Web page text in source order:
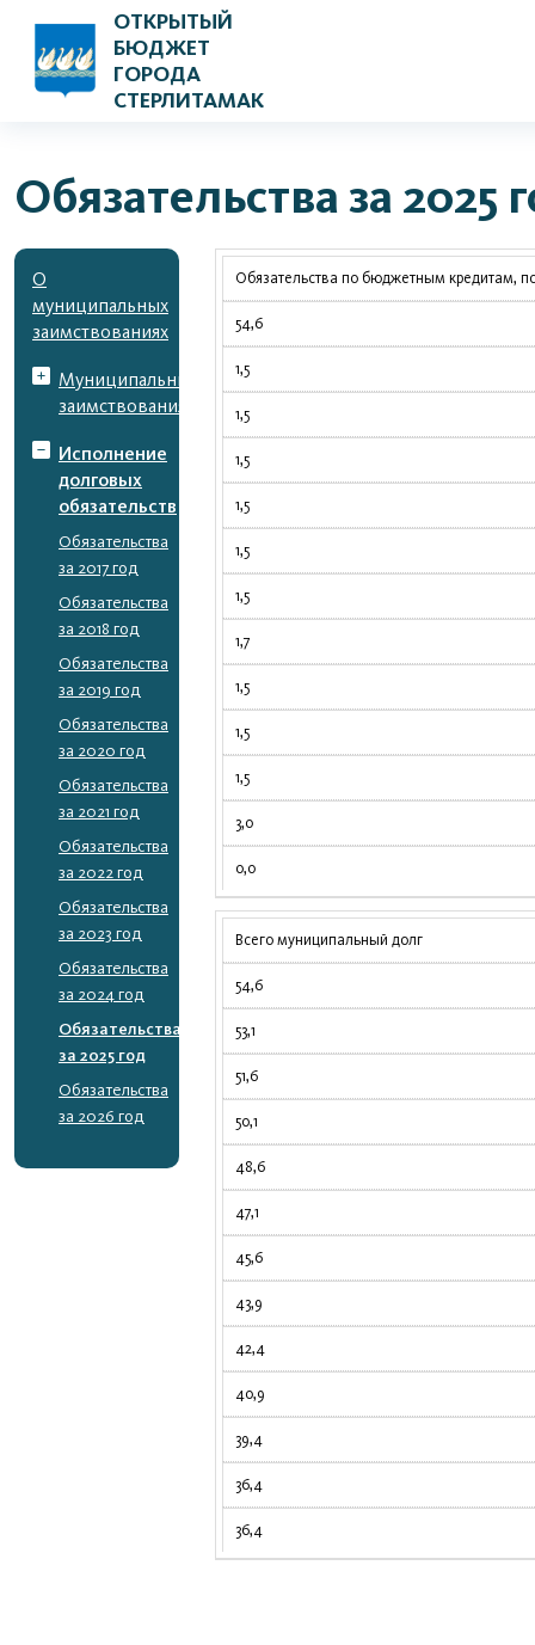
ОТКРЫТЫЙ
БЮДЖЕТ
ГОРОДА
СТЕРЛИТАМАК
Обязательства за 2025
О
муниципальных
заимствованиях
Муниципальные
заимствования
Исполнение
долговых
обязательств
Обязательства
за 2017 год
Обязательства
за 2018 год
Обязательства
за 2019 год
Обязательства
за 2020 год
Обязательства
за 2021 год
Обязательства
за 2022 год
Обязательства
за 2023 год
Обязательства
за 2024 год
Обязательства
за 2025 год
Обязательства
за 2026 год
Обязательства по бюджетным кредитам,
54,6
1,5
1,5
1,5
1,5
1,5
1,5
1,7
1,5
1,5
1,5
3,0
0,0
Всего муниципальный долг
54,6
53,1
51,6
50,1
48,6
47,1
45,6
43,9
42,4
40,9
39,4
36,4
36,4